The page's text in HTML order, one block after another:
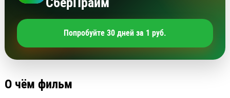
Попробуйте 30 дней за 1 руб.
О чём фильм